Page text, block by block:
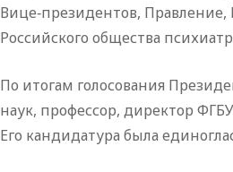
Вице‑президентов,
Российского общества
По итогам голосования
наук, профессор, директор
Его кандидатура была